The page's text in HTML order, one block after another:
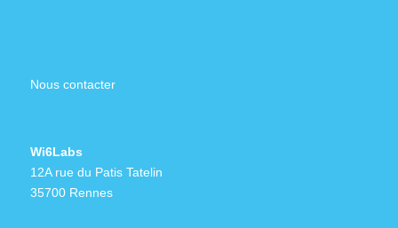
Nous contacter
Wi6Labs
12A rue du Patis Tatelin
35700 Rennes